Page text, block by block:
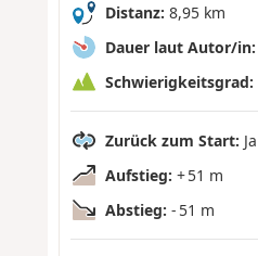
Distanz: 8,95 km
Dauer laut Autor/in:
Schwierigkeitsgrad:
Zurück zum Start: Ja
Aufstieg: + 51 m
Abstieg: - 51 m